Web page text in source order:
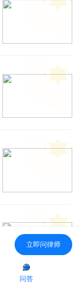
立即问律师
问答